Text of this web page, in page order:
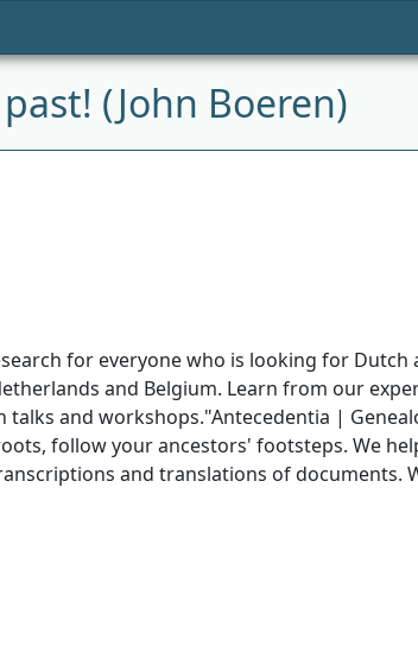
(John Boeren)
for everyone who is looking for
and Belgium. Learn from our
and workshops."Antecedentia |
follow your ancestors' footsteps. We
and translations of documents.